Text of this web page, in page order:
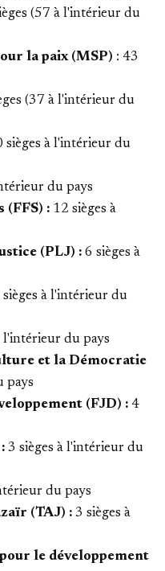
(57 à l'intérieur du
la paix (MSP) : 43
(37 à l'intérieur du
sièges à l'intérieur du
du pays
(FFS) : 12 sièges à
(PLJ) : 6 sièges à
sièges à l'intérieur du
l'intérieur du pays
et la Démocratie
pays
(FJD) : 4
3 sièges à l'intérieur du
du pays
(TAJ) : 3 sièges à
le développement